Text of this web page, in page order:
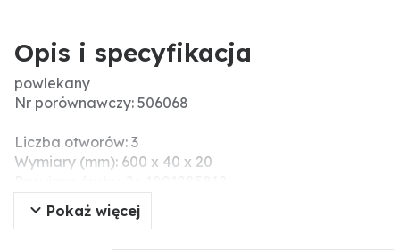
Opis i specyfikacja
powlekany
Nr porównawczy: 506068
Liczba otworów: 3
Wymiary (mm): 600 x 40 x 20
Szerokość robocza (mm): 40
Długość (mm): 600
Pokaż więcej